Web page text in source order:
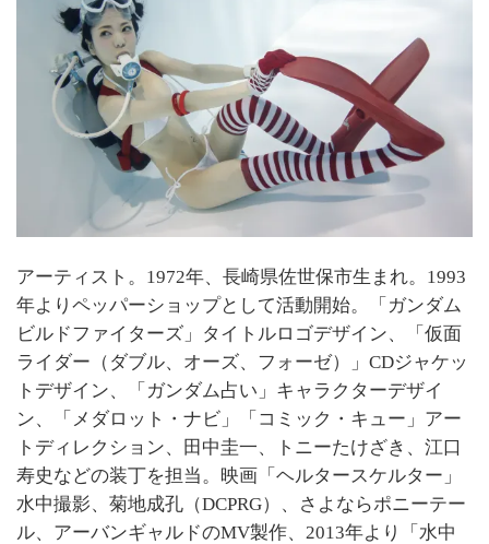
アーティスト。1972年、長崎県佐世保市生まれ。1993
年よりペッパーショップとして活動開始。「ガンダム
ビルドファイターズ」タイトルロゴデザイン、「仮面
ライダー（ダブル、オーズ、フォーゼ）」CDジャケッ
トデザイン、「ガンダム占い」キャラクターデザイ
ン、「メダロット・ナビ」「コミック・キュー」アー
トディレクション、田中圭一、トニーたけざき、江口
寿史などの装丁を担当。映画「ヘルタースケルター」
水中撮影、菊地成孔（DCPRG）、さよならポニーテー
ル、アーバンギャルドのMV製作、2013年より「水中